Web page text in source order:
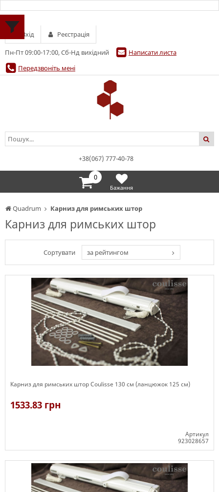
Quadrum Карниз для римських штор
Карниз для римських штор
Сортувати за рейтингом
Карниз для римських штор Coulisse 130 см (ланцюжок 125 см)
1533.83 грн
Артикул
923028657
Пн-Пт 09:00-17:00, Сб-Нд вихідний
Написати листа
Передзвоніть мені
Вхід Реєстрація
+38(067) 777-40-78
0
Бажання